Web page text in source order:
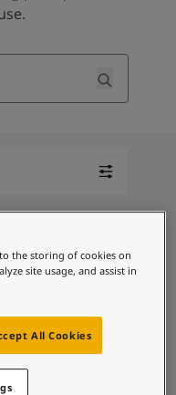
ញដោយការការបំផុសគំនិ
ាំកូតលាប
ក្រោយ
to the storing of cookies on
site usage, and assist in
All Cookies